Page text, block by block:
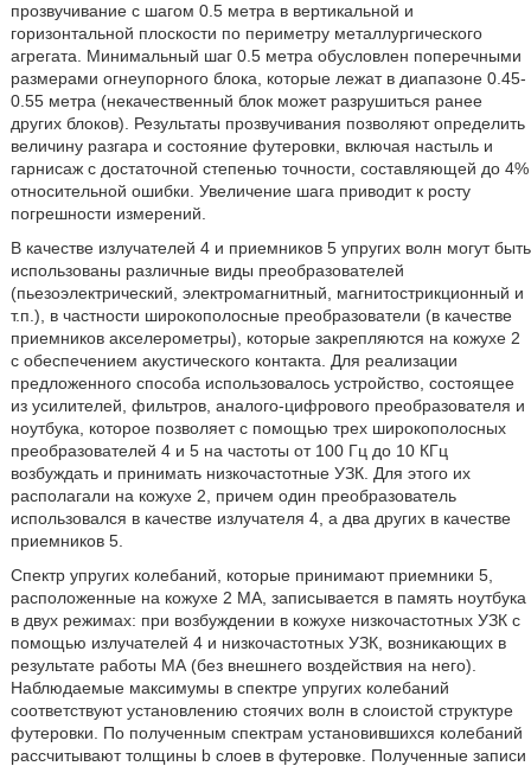
прозвучивание с шагом 0.5 метра в вертикальной и
горизонтальной плоскости по периметру металлургического
агрегата. Минимальный шаг 0.5 метра обусловлен поперечными
размерами огнеупорного блока, которые лежат в диапазоне 0.45-
0.55 метра (некачественный блок может разрушиться ранее
других блоков). Результаты прозвучивания позволяют определить
величину разгара и состояние футеровки, включая настыль и
гарнисаж с достаточной степенью точности, составляющей до 4%
относительной ошибки. Увеличение шага приводит к росту
погрешности измерений.
В качестве излучателей 4 и приемников 5 упругих волн могут быть
использованы различные виды преобразователей
(пьезоэлектрический, электромагнитный, магнитострикционный и
т.п.), в частности широкополосные преобразователи (в качестве
приемников акселерометры), которые закрепляются на кожухе 2
с обеспечением акустического контакта. Для реализации
предложенного способа использовалось устройство, состоящее
из усилителей, фильтров, аналого-цифрового преобразователя и
ноутбука, которое позволяет с помощью трех широкополосных
преобразователей 4 и 5 на частоты от 100 Гц до 10 КГц
возбуждать и принимать низкочастотные УЗК. Для этого их
располагали на кожухе 2, причем один преобразователь
использовался в качестве излучателя 4, а два других в качестве
приемников 5.
Спектр упругих колебаний, которые принимают приемники 5,
расположенные на кожухе 2 МА, записывается в память ноутбука
в двух режимах: при возбуждении в кожухе низкочастотных УЗК с
помощью излучателей 4 и низкочастотных УЗК, возникающих в
результате работы МА (без внешнего воздействия на него).
Наблюдаемые максимумы в спектре упругих колебаний
соответствуют установлению стоячих волн в слоистой структуре
футеровки. По полученным спектрам установившихся колебаний
рассчитывают толщины b слоев в футеровке. Полученные записи